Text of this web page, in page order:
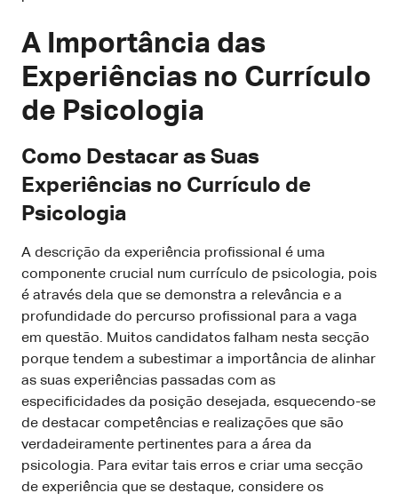
A Importância das
Experiências no Currículo
de Psicologia
Como Destacar as Suas
Experiências no Currículo de
Psicologia
A descrição da experiência profissional é uma
componente crucial num currículo de psicologia, pois
é através dela que se demonstra a relevância e a
profundidade do percurso profissional para a vaga
em questão. Muitos candidatos falham nesta secção
porque tendem a subestimar a importância de alinhar
as suas experiências passadas com as
especificidades da posição desejada, esquecendo-se
de destacar competências e realizações que são
verdadeiramente pertinentes para a área da
psicologia. Para evitar tais erros e criar uma secção
de experiência que se destaque, considere os